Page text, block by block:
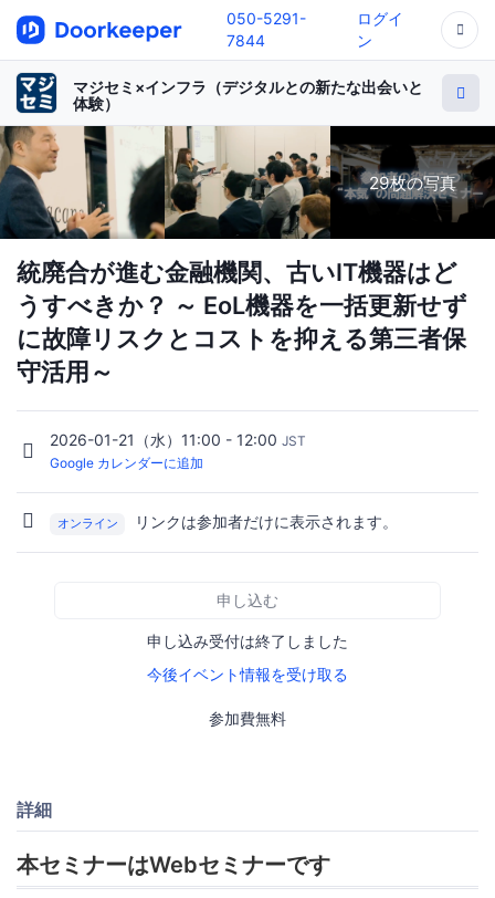
050-5291-
7844
ログイ
ン
マジセミ×インフラ（デジタルとの新たな出会いと
体験）
29枚の写真
統廃合が進む金融機関、古いIT機器はど
うすべきか？ ～ EoL機器を一括更新せず
に故障リスクとコストを抑える第三者保
守活用～
2026-01-21（水）11:00 - 12:00 JST
Google カレンダーに追加
オンライン リンクは参加者だけに表示されます。
申し込む
申し込み受付は終了しました
今後イベント情報を受け取る
参加費無料
詳細
本セミナーはWebセミナーです